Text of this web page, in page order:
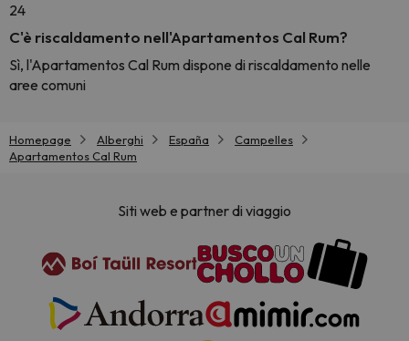
24
C'è riscaldamento nell'Apartamentos Cal Rum?
Sì, l'Apartamentos Cal Rum dispone di riscaldamento nelle
aree comuni
Homepage Alberghi España
Campelles
Apartamentos Cal Rum
Siti web e partner di viaggio